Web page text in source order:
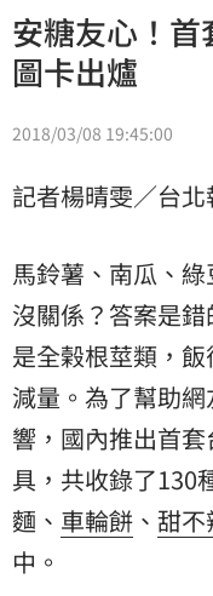
安糖友心！
圖卡出爐
2018/03/08 19:45:00
記者楊晴雯／台北
馬鈴薯、南瓜、綠
沒關係？答案是
是全榖根莖類，
減量。為了幫助
響，國內推出首
具，共收錄了130
麵 、 車輪餅 、 甜不
中。